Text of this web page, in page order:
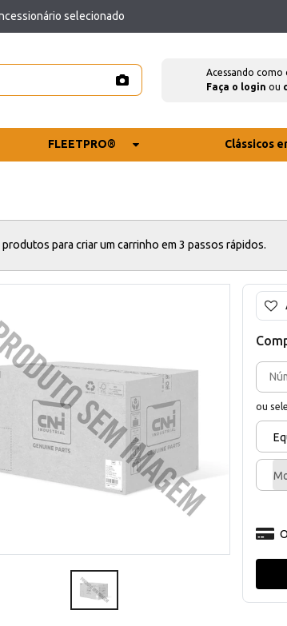
selecionado
Acessando como
Faça o login ou
FLEETPRO® Clássicos
produtos para criar um carrinho em 3 passos rápidos.
ou